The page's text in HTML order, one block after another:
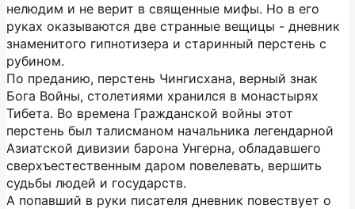
нелюдим и не верит в священные мифы. Но в его
руках оказываются две странные вещицы - дневник
знаменитого гипнотизера и старинный перстень с
рубином.
По преданию, перстень Чингисхана, верный знак
Бога Войны, столетиями хранился в монастырях
Тибета. Во времена Гражданской войны этот
перстень был талисманом начальника легендарной
Азиатской дивизии барона Унгерна, обладавшего
сверхъестественным даром повелевать, вершить
судьбы людей и государств.
А попавший в руки писателя дневник повествует о